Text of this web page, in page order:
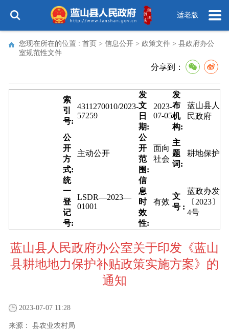
适老版
您现在所在的位置 : 首页 > 信息公开 > 政策文件 > 县政府办公
室规范性文件
分享到：
索
引
号:
4311270010/2023-
57259
发
文
日
期:
2023-
07-05
发
布
机
构:
蓝山县人
民政府
公
开
方
式:
主动公开
公
开
范
围:
面向
社会
主
题
词:
耕地保护
统
一
登
记
号:
LSDR—2023—
01001
信
息
时
效
性:
有效
文
号 :
蓝政办发
〔2023〕
4号
蓝山县人民政府办公室关于印发《蓝山
县耕地地力保护补贴政策实施方案》的
通知
2023-07-07 11:28
来源： 县农业农村局